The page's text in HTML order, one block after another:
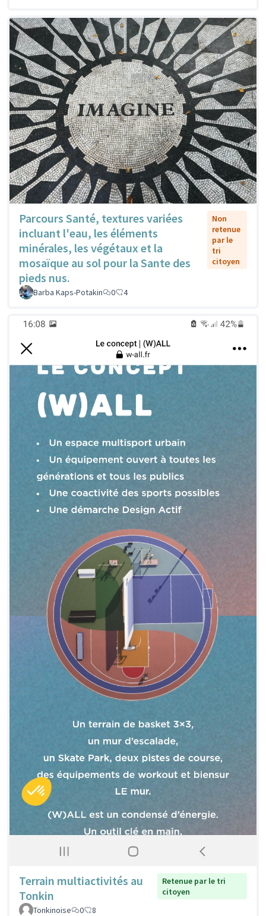
Parcours Santé, textures variées
incluant l'eau, les éléments
minérales, les végétaux et la
mosaïque au sol pour la Sante des
pieds nus.
Non
retenue
par le
tri
citoyen
Barba Kaps-Potakin 0 4
Terrain multiactivités au
Tonkin
Retenue par le tri
citoyen
Tonkinoise
0 8